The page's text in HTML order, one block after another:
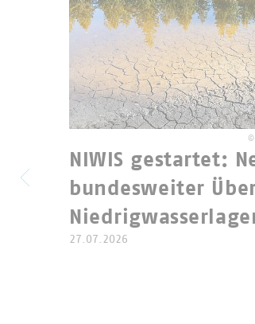
©
NIWIS gestartet:
bundesweiter
27.07.2026